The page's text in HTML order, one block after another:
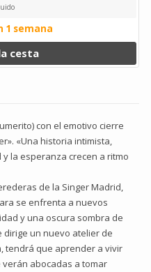
1 semana
cesta
con el emotivo cierre
«Una historia intimista,
la esperanza crecen a ritmo
de la Singer Madrid,
se enfrenta a nuevos
y una oscura sombra de
dirige un nuevo atelier de
tendrá que aprender a vivir
verán abocadas a tomar